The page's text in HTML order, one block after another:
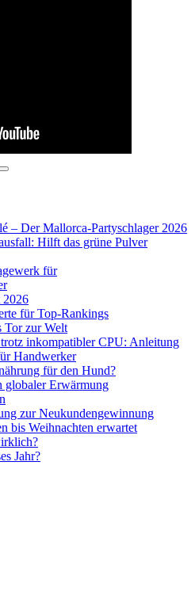
Suchen
– Der Mallorca-Partyschlager 2026
Hilft das grüne Pulver
für
2026
für Top-Rankings
Tor zur Welt
inkompatibler CPU: Anleitung
Handwerker
für den Hund?
globaler Erwärmung
zur Neukundengewinnung
bis Weihnachten erwartet
Jahr?